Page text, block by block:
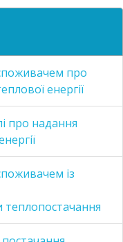
про
енергії
про надання
із
теплопостачання